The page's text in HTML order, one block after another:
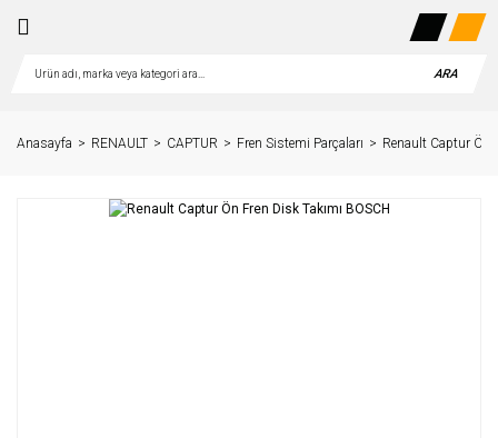
ARA
Anasayfa RENAULT CAPTUR Fren Sistemi Parçaları Renault Captur Ön